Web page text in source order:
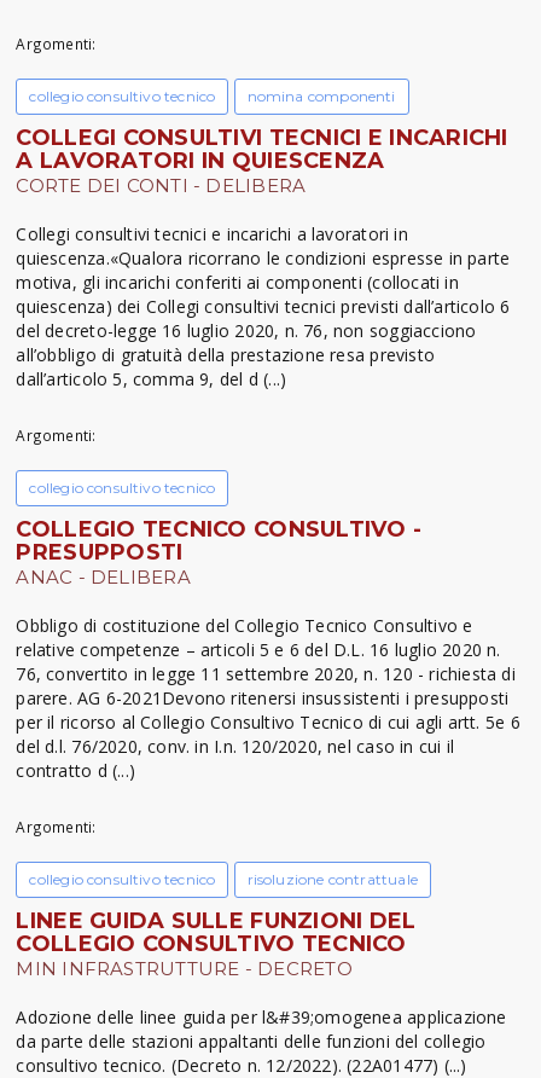
Argomenti:
collegio consultivo tecnico nomina componenti
COLLEGI CONSULTIVI TECNICI E INCARICHI
A LAVORATORI IN QUIESCENZA
CORTE DEI CONTI - DELIBERA
Collegi consultivi tecnici e incarichi a lavoratori in
quiescenza.«Qualora ricorrano le condizioni espresse in parte
motiva, gli incarichi conferiti ai componenti (collocati in
quiescenza) dei Collegi consultivi tecnici previsti dall’articolo 6
del decreto-legge 16 luglio 2020, n. 76, non soggiacciono
all’obbligo di gratuità della prestazione resa previsto
dall’articolo 5, comma 9, del d (...)
Argomenti:
collegio consultivo tecnico
COLLEGIO TECNICO CONSULTIVO -
PRESUPPOSTI
ANAC - DELIBERA
Obbligo di costituzione del Collegio Tecnico Consultivo e
relative competenze – articoli 5 e 6 del D.L. 16 luglio 2020 n.
76, convertito in legge 11 settembre 2020, n. 120 - richiesta di
parere. AG 6-2021Devono ritenersi insussistenti i presupposti
per il ricorso al Collegio Consultivo Tecnico di cui agli artt. 5e 6
del d.l. 76/2020, conv. in I.n. 120/2020, nel caso in cui il
contratto d (...)
Argomenti:
collegio consultivo tecnico risoluzione contrattuale
LINEE GUIDA SULLE FUNZIONI DEL
COLLEGIO CONSULTIVO TECNICO
MIN INFRASTRUTTURE - DECRETO
Adozione delle linee guida per l&#39;omogenea applicazione
da parte delle stazioni appaltanti delle funzioni del collegio
consultivo tecnico. (Decreto n. 12/2022). (22A01477) (...)